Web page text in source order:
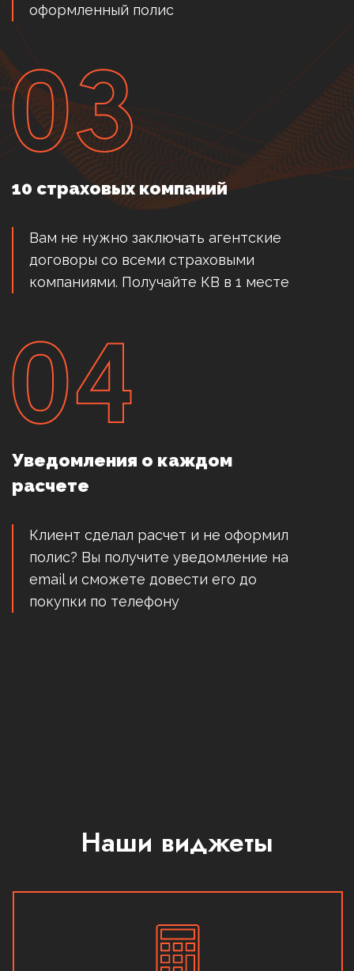
оформленный полис
10 страховых компаний
Вам не нужно заключать агентские
договоры со всеми страховыми
компаниями. Получайте КВ в 1 месте
Уведомления о каждом
расчете
Клиент сделал расчет и не оформил
полис? Вы получите уведомление на
email и сможете довести его до
покупки по телефону
Наши виджеты